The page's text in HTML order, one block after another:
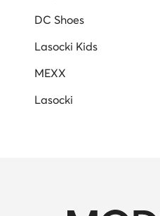
DC Shoes
Lasocki Kids
MEXX
Lasocki